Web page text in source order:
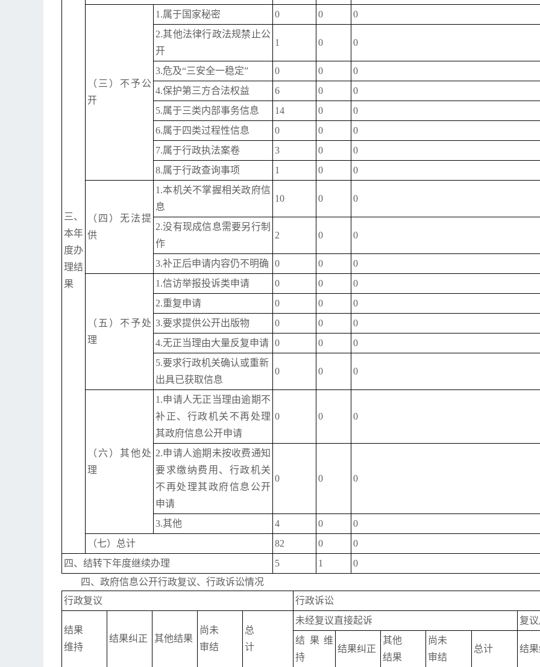
三、
本年
度办
理结
果
（三）不予公
开
1.属于国家秘密 0 0
0
2.其他法律行政法规禁止公
开
1 0 0
3.危及“三安全一稳定” 0 0
0
4.保护第三方合法权益 6 0
0
5.属于三类内部事务信息
14 0
0
6.属于四类过程性信息 0 0
0
7.属于行政执法案卷
3 0
0
8.属于行政查询事项 1 0 0
（四）无法提
供
1.本机关不掌握相关政府信
息
10 0 0
2.没有现成信息需要另行制
作
2 0 0
3.补正后申请内容仍不明确 0 0 0
（五）不予处
理
1.信访举报投诉类申请 0 0
0
2.重复申请
0 0
0
3.要求提供公开出版物
0 0
0
4.无正当理由大量反复申请 0 0
0
5.要求行政机关确认或重新
出具已获取信息
0 0 0
（六）其他处
理
1.申请人无正当理由逾期不
补正、行政机关不再处理
其政府信息公开申请
0 0 0
2.申请人逾期未按收费通知
要求缴纳费用、行政机关
不再处理其政府信息公开
申请
0 0 0
3.其他 4 0
0
（七）总计
82 0
0
四、结转下年度继续办理
5 1
0
四、政府信息公开行政复议、行政诉讼情况
行政复议
行政诉讼
结果
维持
结果纠正 其他结果
尚未
审结
总
计
未经复议直接起诉
复
结果维
持
结果纠正
其他
结果
尚未
审结
总计 结